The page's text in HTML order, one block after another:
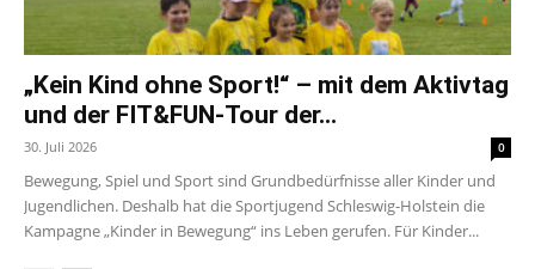
„Kein Kind ohne Sport!“ – mit dem Aktivtag
und der FIT&FUN-Tour der...
30. Juli 2026 0
Bewegung, Spiel und Sport sind Grundbedürfnisse aller Kinder und
Jugendlichen. Deshalb hat die Sportjugend Schleswig-Holstein die
Kampagne „Kinder in Bewegung“ ins Leben gerufen. Für Kinder...